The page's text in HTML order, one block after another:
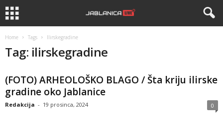
Home Tags Ilirskegradine
Tag: ilirskegradine
(FOTO) ARHEOLOŠKO BLAGO / Šta kriju ilirske
gradine oko Jablanice
Redakcija - 19 prosinca, 2024 0